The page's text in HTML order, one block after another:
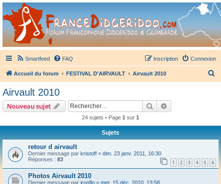
France Didgeridoo
Didgeridoo et Guimbarde sur France Didgeridoo - retrouvez la communauté.
Smartfeed FAQ Connexion
Inscription
Accueil du forum FESTIVAL D'AIRVAULT Airvault 2010
e
Airvault 2010
Nouveau sujet Rechercher
24 sujets • Page 1 sur 1
Sujets
retour d airvault
Dernier message par kristoff « dim. 23 janv. 2011, 16:30
Réponses : 83 1 2 3 4 5 6
Photos Airvault 2010
Dernier message par ironflo « mer. 15 déc. 2010, 13:58